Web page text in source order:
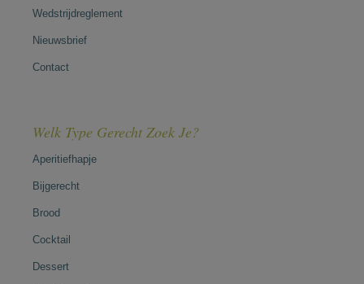
Wedstrijdreglement
Nieuwsbrief
Contact
Welk Type Gerecht Zoek Je?
Aperitiefhapje
Bijgerecht
Brood
Cocktail
Dessert